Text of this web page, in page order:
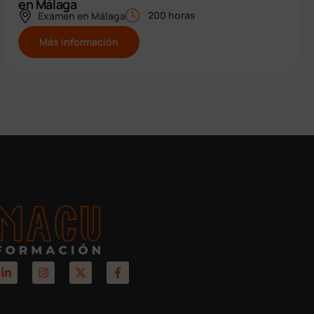
en Málaga
Examen en Málaga
200 horas
Más información